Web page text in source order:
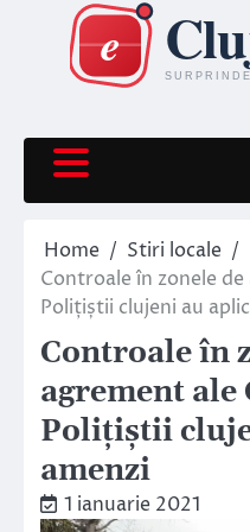
content
Home
Stiri locale
Controale în zonele
Polițiștii clujeni au
Controale în
agrement
Polițiștii
amenzi
1 ianuarie 2021